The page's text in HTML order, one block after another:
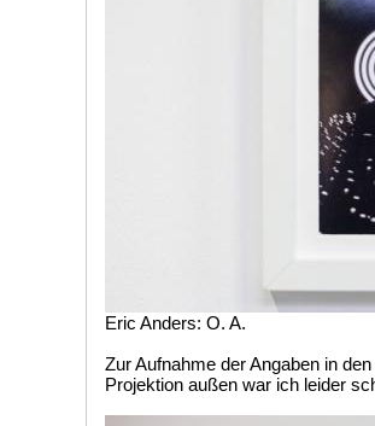
Eric Anders: O. A.
Zur Aufnahme der Angaben in
Projektion außen war ich leider